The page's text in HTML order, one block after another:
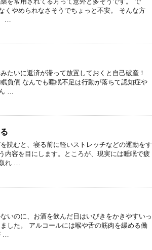
くやめられなさそうでちょっと不安。 そんな方
…
たいに返済が滞って放置しておくと自己破産！
負債 なんでも睡眠不足は行動が落ちて認知症や
…
読むと、寝る前に軽いストレッチなどの運動をす
内容を目にします。ところが、現実には睡眠で疲
れ …
いのに、お酒を飲んだ日はいびきをかきやすいっ
した。 アルコールには喉や舌の筋肉を緩める働
…